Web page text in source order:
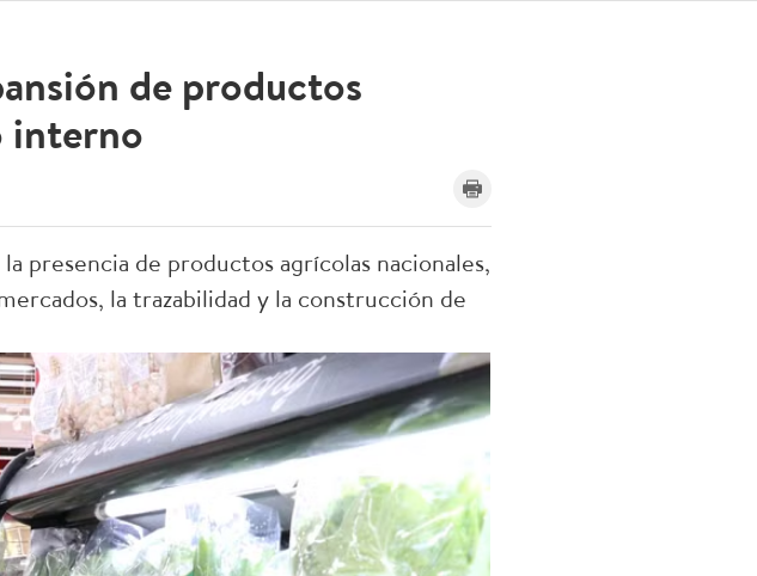
de productos
interno
presencia de productos agrícolas nacionales,
la trazabilidad y la construcción de